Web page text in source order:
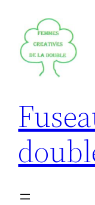
contenu